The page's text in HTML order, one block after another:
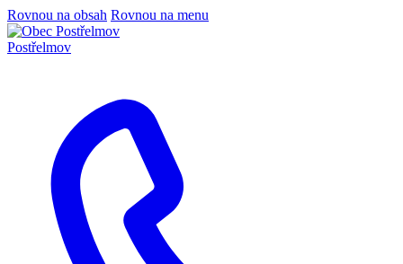
Rovnou na obsah Rovnou na menu
Postřelmov